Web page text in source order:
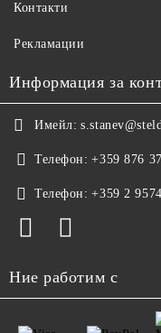
Контакти
Рекламации
Информация за
Имейл:
Телефон: +359 876
Телефон: +359 2
Ние работим с